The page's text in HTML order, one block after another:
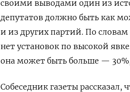
своими выводами один из
депутатов должно быть как
и из других партий. По
нет установок по высокой
она может быть больше —
Собеседник газеты